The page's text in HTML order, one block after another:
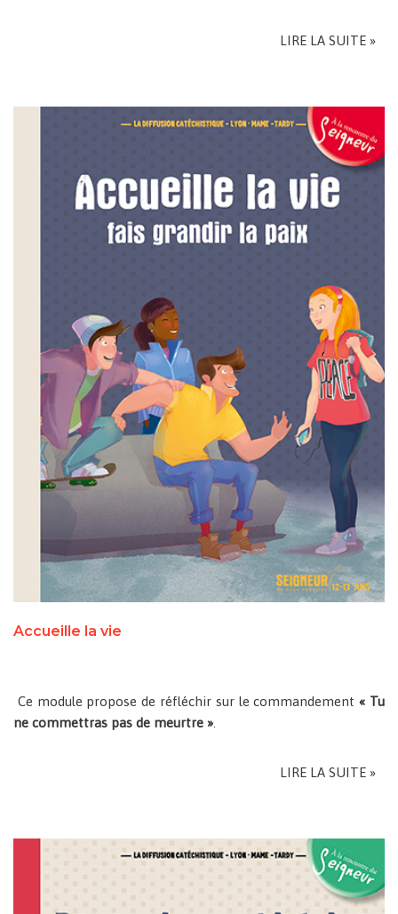
LIRE LA SUITE »
Accueille la vie
Ce module propose de réfléchir sur le commandement« Tu
ne commettras pas de meurtre »
LIRE LA SUITE »